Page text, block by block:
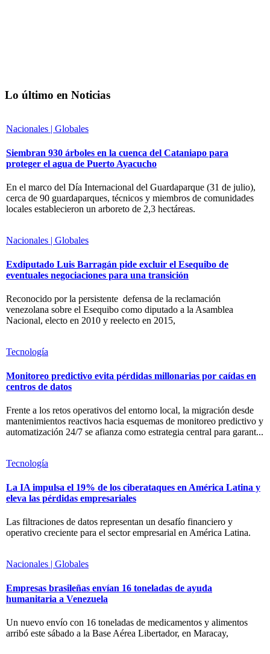
Lo último en Noticias
Nacionales | Globales
Siembran 930 árboles en la cuenca del Cataniapo para
proteger el agua de Puerto Ayacucho
En el marco del Día Internacional del Guardaparque (31 de julio),
cerca de 90 guardaparques, técnicos y miembros de comunidades
locales establecieron un arboreto de 2,3 hectáreas.
Nacionales | Globales
Exdiputado Luis Barragán pide excluir el Esequibo de
eventuales negociaciones para una transición
Reconocido por la persistente defensa de la reclamación
venezolana sobre el Esequibo como diputado a la Asamblea
Nacional, electo en 2010 y reelecto en 2015,
Tecnología
Monitoreo predictivo evita pérdidas millonarias por caídas en
centros de datos
Frente a los retos operativos del entorno local, la migración desde
mantenimientos reactivos hacia esquemas de monitoreo predictivo y
automatización 24/7 se afianza como estrategia central para garant...
Tecnología
La IA impulsa el 19% de los ciberataques en América Latina y
eleva las pérdidas empresariales
Las filtraciones de datos representan un desafío financiero y
operativo creciente para el sector empresarial en América Latina.
Nacionales | Globales
Empresas brasileñas envían 16 toneladas de ayuda
humanitaria a Venezuela
Un nuevo envío con 16 toneladas de medicamentos y alimentos
arribó este sábado a la Base Aérea Libertador, en Maracay,